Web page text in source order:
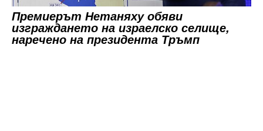
Премиерът Нетаняху обяви
изграждането на израелско селище,
наречено на президента Тръмп